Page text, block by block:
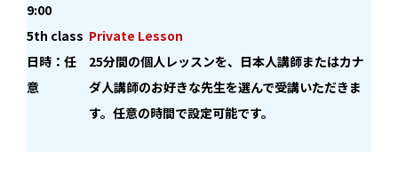
9:00
5th class
日時：任
意
Private Lesson
25分間の個人レッスンを、日本人講師またはカナ
ダ人講師のお好きな先生を選んで受講いただきま
す。任意の時間で設定可能です。